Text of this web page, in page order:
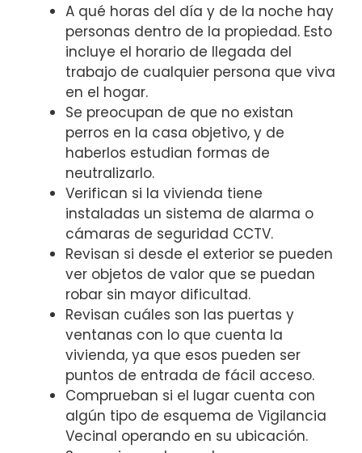
A qué horas del día y de la noche hay
personas dentro de la propiedad. Esto
incluye el horario de llegada del
trabajo de cualquier persona que viva
en el hogar.
Se preocupan de que no existan
perros en la casa objetivo, y de
haberlos estudian formas de
neutralizarlo.
Verifican si la vivienda tiene
instaladas un sistema de alarma o
cámaras de seguridad CCTV.
Revisan si desde el exterior se pueden
ver objetos de valor que se puedan
robar sin mayor dificultad.
Revisan cuáles son las puertas y
ventanas con lo que cuenta la
vivienda, ya que esos pueden ser
puntos de entrada de fácil acceso.
Comprueban si el lugar cuenta con
algún tipo de esquema de Vigilancia
Vecinal operando en su ubicación.